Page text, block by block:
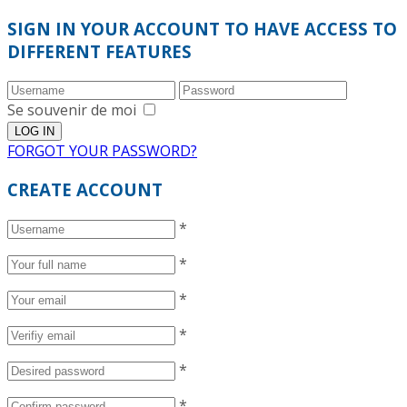
SIGN IN YOUR ACCOUNT TO HAVE ACCESS TO
DIFFERENT FEATURES
Se souvenir de moi
FORGOT YOUR PASSWORD?
CREATE ACCOUNT
*
*
*
*
*